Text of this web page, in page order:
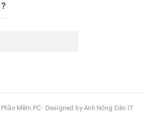
Mềm PC · Designed by Anh Nông Dân IT